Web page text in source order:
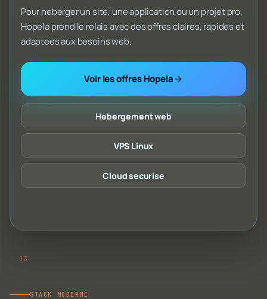
Pour heberger un site, une application ou un projet pro,
Hopela prend le relais avec des offres claires, rapides et
adaptees aux besoins web.
Voir les offres Hopela
Hebergement web
VPS Linux
Cloud securise
STACK MODERNE